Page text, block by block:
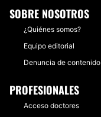
SOBRE NOSOTROS
¿Quiénes somos?
Equipo editorial
Denuncia de contenido
PROFESIONALES
Acceso doctores